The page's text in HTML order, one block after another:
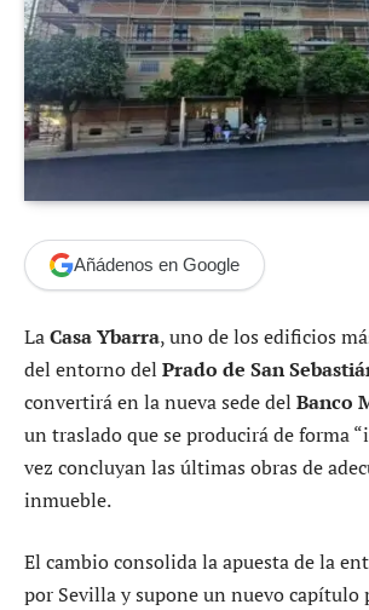
Añádenos en Google
LaCasa Ybarra, uno de los edificios
del entorno del Prado de San
convertirá en la nueva sede del Banco
un traslado que se producirá de forma
vez concluyan las últimas obras de
inmueble.
El cambio consolida la apuesta de la
por Sevilla y supone un nuevo capítulo